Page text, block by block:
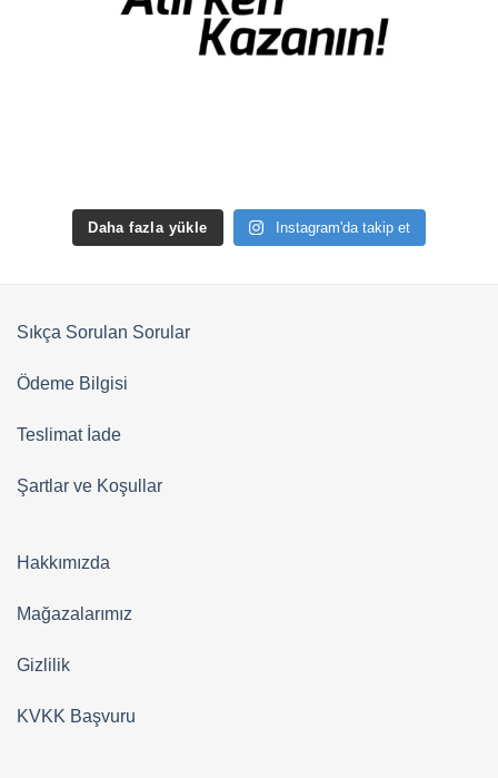
Daha fazla yükle Instagram'da takip et
Sıkça Sorulan Sorular
Ödeme Bilgisi
Teslimat İade
Şartlar ve Koşullar
Hakkımızda
Mağazalarımız
Gizlilik
KVKK Başvuru